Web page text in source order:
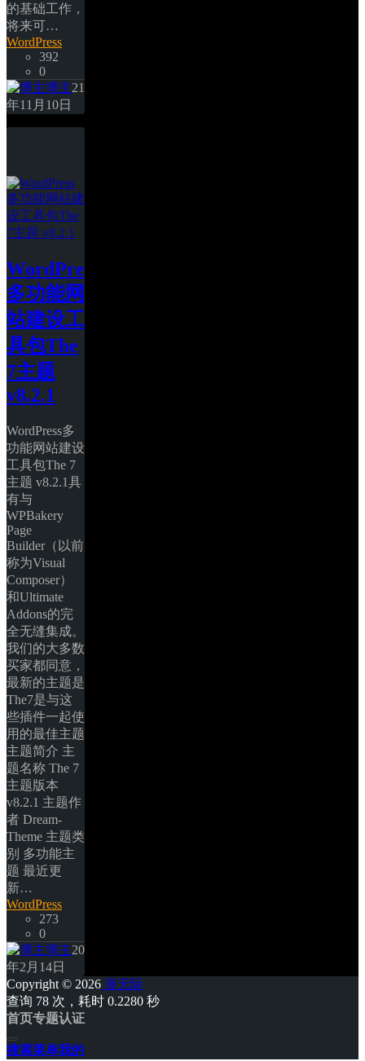
的基础工作，
将来可…
WordPress
392
0
博主21
年11月10日
WordPress
多功能网
站建设工
具包The
7主题
v8.2.1
WordPress多
功能网站建设
工具包The 7
主题 v8.2.1具
有与
WPBakery
Page
Builder（以前
称为Visual
Composer）
和Ultimate
Addons的完
全无缝集成。
我们的大多数
买家都同意，
最新的主题是
The7是与这
些插件一起使
用的最佳主题
主题简介 主
题名称 The 7
主题版本
v8.2.1 主题作
者 Dream-
Theme 主题类
别 多功能主
题 最近更
新…
WordPress
273
0
博主20
年2月14日
Copyright © 2026 漫无际
查询 78 次，耗时 0.2280 秒
首页专题认证
搜索菜单我的